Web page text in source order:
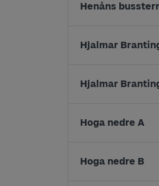
Henåns
Hjalmar
Hjalmar
Hoga nedre A
Hoga nedre B